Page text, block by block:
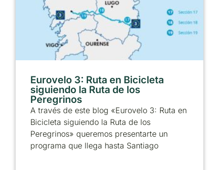
Eurovelo 3: Ruta en Bicicleta
siguiendo la Ruta de los
Peregrinos
A través de este blog «Eurovelo 3: Ruta en
Bicicleta siguiendo la Ruta de los
Peregrinos» queremos presentarte un
programa que llega hasta Santiago